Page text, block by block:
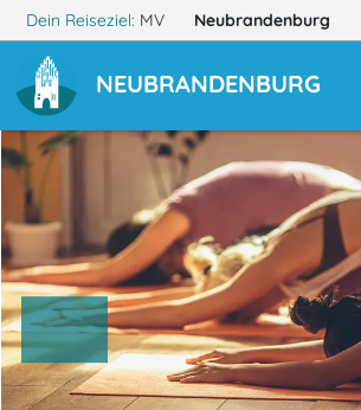
Dein Reiseziel: MV Neubrandenburg
NEUBRANDENBURG